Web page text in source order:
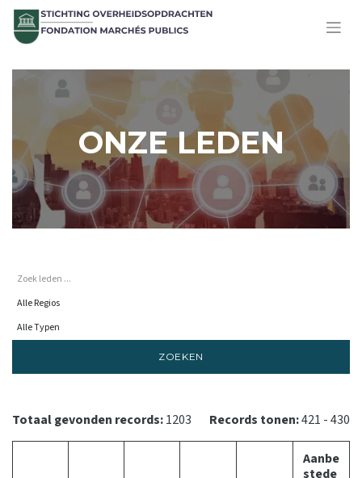
ONZE LEDEN
ZOEKEN
Totaal gevonden records:1203 Records tonen:421 - 430
Aanbe
stede